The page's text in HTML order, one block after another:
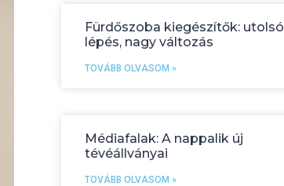
Fürdőszoba kiegészítők: utolsó
lépés, nagy változás
TOVÁBB OLVASOM »
Médiafalak: A nappalik új
tévéállványai
TOVÁBB OLVASOM »